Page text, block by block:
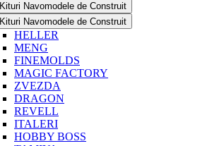
Kituri Navomodele de Construit
Kituri Navomodele de Construit
HELLER
MENG
FINEMOLDS
MAGIC FACTORY
ZVEZDA
DRAGON
REVELL
ITALERI
HOBBY BOSS